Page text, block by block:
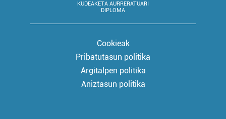
KUDEAKETA AURRERATUARI
DIPLOMA
Cookieak
Pribatutasun politika
Argitalpen politika
Aniztasun politika